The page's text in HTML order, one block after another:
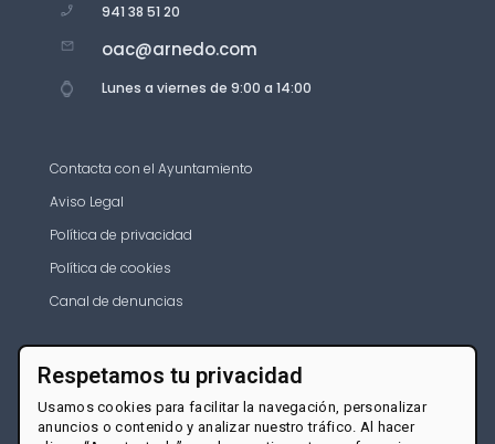
941 38 51 20
oac@arnedo.com
Lunes a viernes de 9:00 a 14:00
Contacta con el Ayuntamiento
Aviso Legal
Política de privacidad
Política de cookies
Canal de denuncias
Respetamos tu privacidad
Usamos cookies para facilitar la navegación, personalizar
anuncios o contenido y analizar nuestro tráfico. Al hacer